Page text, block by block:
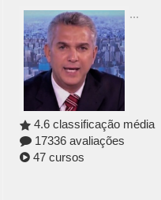
...
4.6 classificação média
17336 avaliações
47 cursos